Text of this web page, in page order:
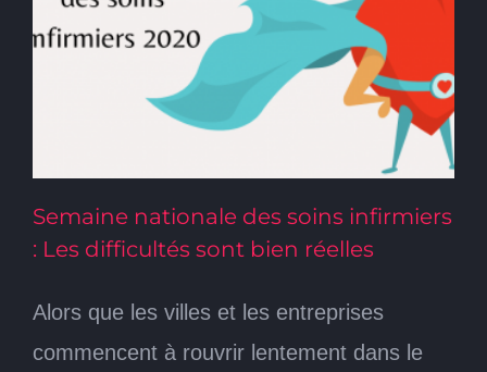
Semaine nationale des soins infirmiers
: Les difficultés sont bien réelles
Alors que les villes et les entreprises
commencent à rouvrir lentement dans le